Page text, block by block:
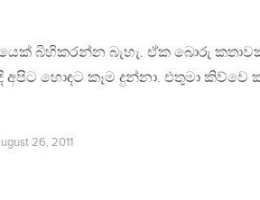
බිහිකරන්න බැහැ. ඒක බොරු
හොඳට කෑම දුන්නා. එතුමා කිව්වෙ
26, 2011